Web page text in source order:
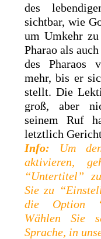
des
sichtbar, wie
um Umkehr
Pharao als
des Pharaos
mehr, bis er
stellt. Die
groß, aber
seinem Ruf
letztlich
Info: Um
aktivieren,
“Untertitel”
Sie zu
die Option
Wählen Sie
Sprache, in